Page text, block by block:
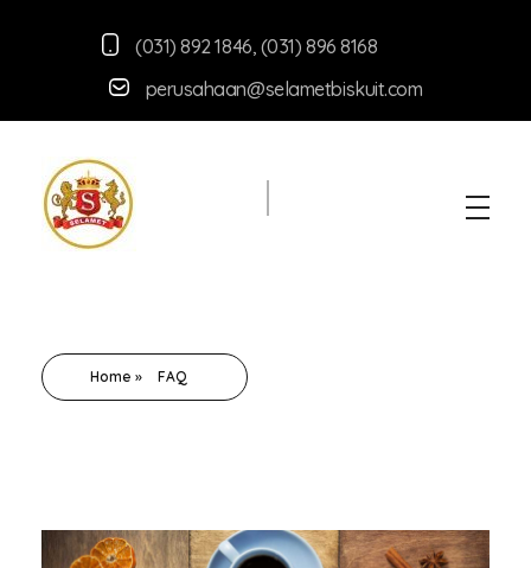
(031) 892 1846, (031) 896 8168
perusahaan@selametbiskuit.com
Home » FAQ